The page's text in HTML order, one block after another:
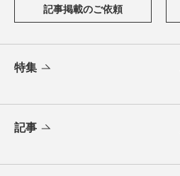
記事掲載のご依頼
特集
記事